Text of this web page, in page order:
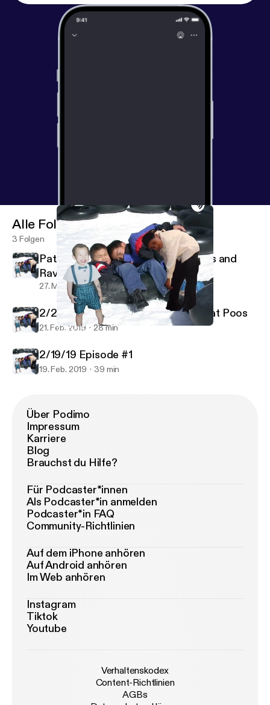
2/20/20 Episode #2 Tattoos and Fat Poos
Alle Folgen
3 Folgen
PatAndWestin Episode 1: Porn Titles and
Rave Bridals
27. März 2019 44 min
2/20/20 Episode #2 Tattoos and Fat Poos
21. Feb. 2019 28 min
2/19/19 Episode #1
19. Feb. 2019 39 min
Über Podimo
Impressum
Karriere
Blog
Brauchst du Hilfe?
Für Podcaster*innen
Als Podcaster*in anmelden
Podcaster*in FAQ
Community-Richtlinien
Auf dem iPhone anhören
Auf Android anhören
Im Web anhören
Instagram
Tiktok
Youtube
Verhaltenskodex
Content-Richtlinien
AGBs